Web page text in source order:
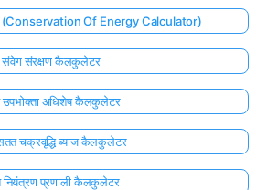
(Conservation Of Energy Calculator)
संवेग संरक्षण कैलकुलेटर
उपभोक्ता अधिशेष कैलकुलेटर
चक्रवृद्धि ब्याज कैलकुलेटर
नियंत्रण प्रणाली कैलकुलेटर